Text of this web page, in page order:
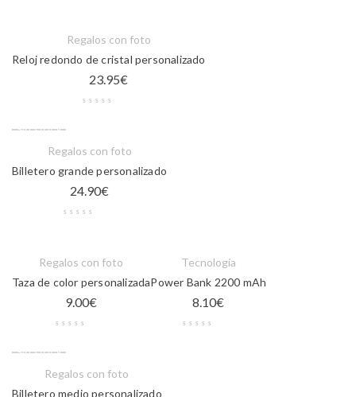
Regalos con foto
Reloj redondo de cristal personalizado
23.95€
Sin stock
Regalos con foto
Billetero grande personalizado
24.90€
Regalos con foto
Taza de color personalizada
9.00€
Tecnología
Power Bank 2200 mAh
8.10€
Sin stock
Regalos con foto
Billetero medio personalizado